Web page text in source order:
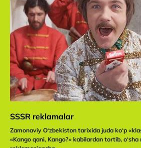
SSSR reklamalar
Zamonaviy O‘zbekiston tarixida juda ko‘p
«Kango qani, Kango?» kabilardan tortib,